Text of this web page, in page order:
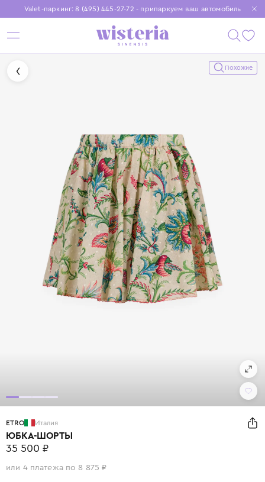
Valet-паркинг: 8 (495) 445-27-72 - припаркуем ваш автомобиль
Бесплатная доставка при заказе от 15 000 ₽
Установите приложение, чтобы покупки были еще удобнее
Похожие
ETRO Италия
ЮБКА-ШОРТЫ
35 500 ₽
или 4 платежа по 8 875 ₽